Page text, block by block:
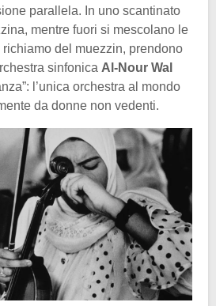
parallela. In uno scantinato
mentre fuori si mescolano le
del muezzin, prendono
sinfonica Al-Nour Wal
l’unica orchestra al mondo
da donne non vedenti.